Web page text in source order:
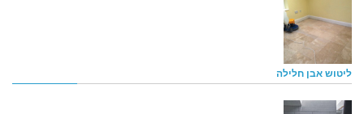
ליטוש אבן חלילה